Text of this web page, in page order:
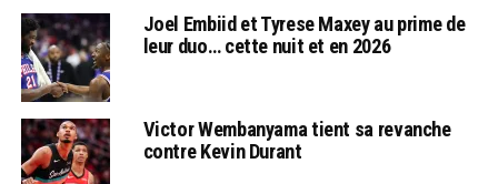
Joel Embiid et Tyrese Maxey au prime de
leur duo… cette nuit et en 2026
Victor Wembanyama tient sa revanche
contre Kevin Durant